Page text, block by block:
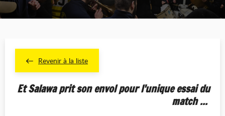
Revenir à la liste
Et Salawa prit son envol pour l'unique essai du
match ...